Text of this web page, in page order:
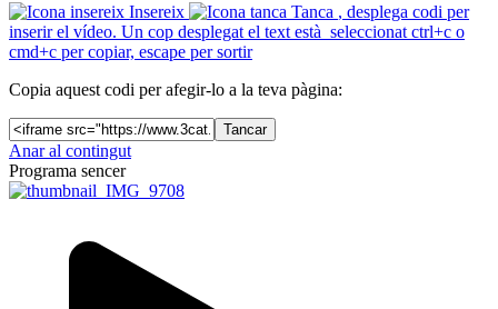
Insereix
Tanca , desplega codi per
inserir el vídeo. Un cop desplegat el text està seleccionat ctrl+c o
cmd+c per copiar, escape per sortir
Copia aquest codi per afegir-lo a la teva pàgina:
Tancar
Anar al contingut
Programa sencer